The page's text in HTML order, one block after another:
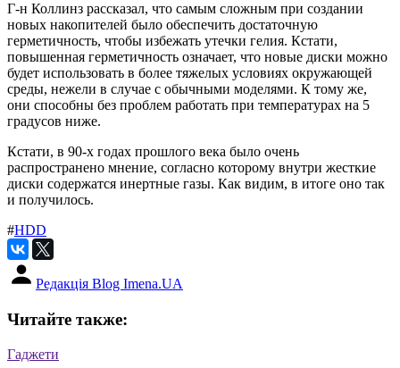
Г-н Коллинз рассказал, что самым сложным при создании
новых накопителей было обеспечить достаточную
герметичность, чтобы избежать утечки гелия. Кстати,
повышенная герметичность означает, что новые диски можно
будет использовать в более тяжелых условиях окружающей
среды, нежели в случае с обычными моделями. К тому же,
они способны без проблем работать при температурах на 5
градусов ниже.
Кстати, в 90-х годах прошлого века было очень
распространено мнение, согласно которому внутри жесткие
диски содержатся инертные газы. Как видим, в итоге оно так
и получилось.
#HDD
Редакція Blog Imena.UA
Читайте также:
Гаджети